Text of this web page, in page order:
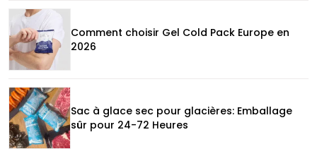
Comment choisir Gel Cold Pack Europe en
2026
Sac à glace sec pour glacières: Emballage
sûr pour 24-72 Heures